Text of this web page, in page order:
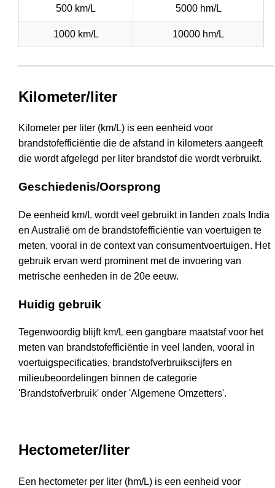
500 km/L 5000 hm/L
1000 km/L 10000 hm/L
Kilometer/liter
Kilometer per liter (km/L) is een eenheid voor
brandstofefficiëntie die de afstand in kilometers aangeeft
die wordt afgelegd per liter brandstof die wordt verbruikt.
Geschiedenis/Oorsprong
De eenheid km/L wordt veel gebruikt in landen zoals India
en Australië om de brandstofefficiëntie van voertuigen te
meten, vooral in de context van consumentvoertuigen. Het
gebruik ervan werd prominent met de invoering van
metrische eenheden in de 20e eeuw.
Huidig gebruik
Tegenwoordig blijft km/L een gangbare maatstaf voor het
meten van brandstofefficiëntie in veel landen, vooral in
voertuigspecificaties, brandstofverbruikscijfers en
milieubeoordelingen binnen de categorie
'Brandstofverbruik' onder 'Algemene Omzetters'.
Hectometer/liter
Een hectometer per liter (hm/L) is een eenheid voor